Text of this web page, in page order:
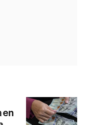
en